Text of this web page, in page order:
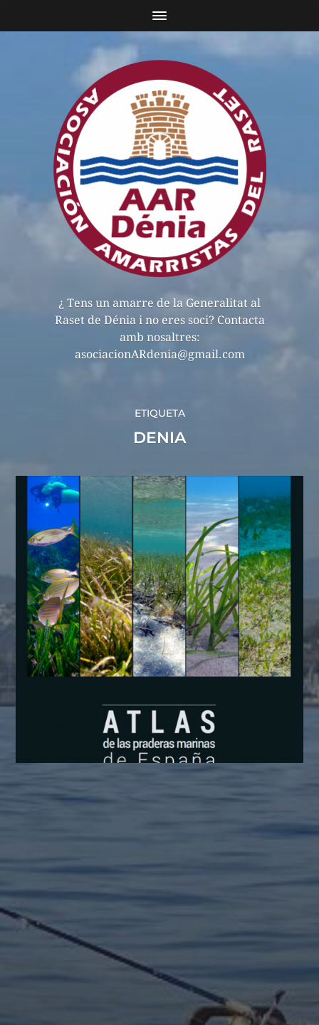
¿ Tens un amarre de la Generalitat al
Raset de Dénia i no eres soci? Contacta
amb nosaltres:
asociacionARdenia@gmail.com
ETIQUETA
DENIA
INFO POR MES
agosto 2025
mayo 2025
agosto 2024
julio 2024